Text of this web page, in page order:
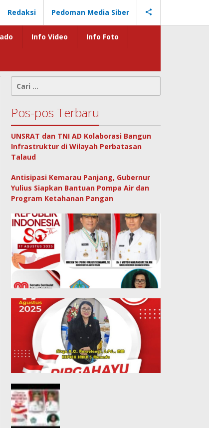
Redaksi Pedoman Media Siber
Info Video Info Foto
untuk:
Pos-pos Terbaru
UNSRAT dan TNI AD Kolaborasi Bangun
Infrastruktur di Wilayah Perbatasan
Talaud
Antisipasi Kemarau Panjang, Gubernur
Yulius Siapkan Bantuan Pompa Air dan
Program Ketahanan Pangan